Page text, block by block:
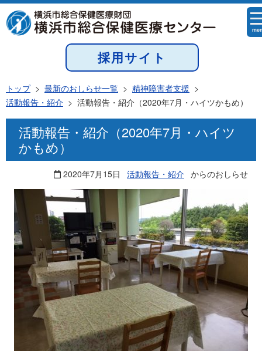
採用サイト
トップ> 最新のおしらせ一覧 > 精神障害者支援 >
活動報告・紹介 > 活動報告・紹介（2020年7月・ハイツかもめ）
活動報告・紹介（2020年7月・ハイツ
かもめ）
2020年7月15日 活動報告・紹介 からのおしらせ